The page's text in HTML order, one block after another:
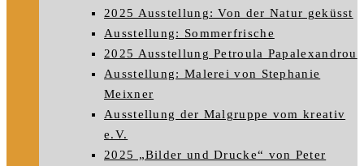
2025 Ausstellung: Von der Natur geküsst
Ausstellung: Sommerfrische
2025 Ausstellung Petroula Papalexandrou
Ausstellung: Malerei von Stephanie
Meixner
Ausstellung der Malgruppe vom kreativ
e.V.
2025 „Bilder und Drucke“ von Peter